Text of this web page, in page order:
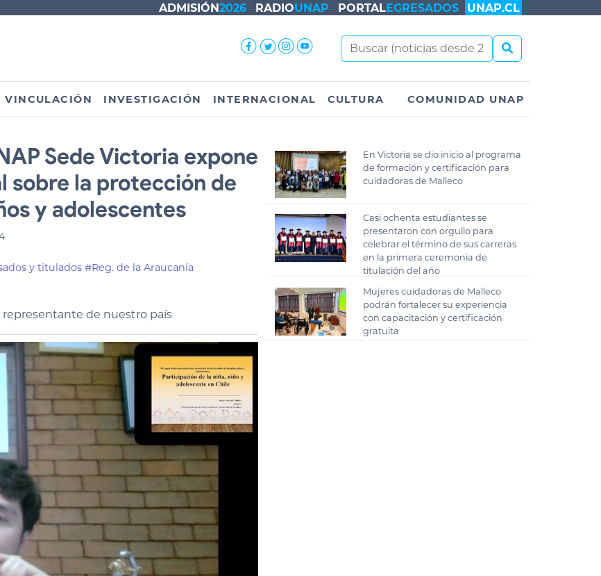
ADMISIÓN2026 RADIOUNAP PORTALEGRESADOS UNAP.CL
VINCULACIÓN INVESTIGACIÓN INTERNACIONAL CULTURA COMUNIDAD UNAP
Sede Victoria expone
sobre la protección de
y adolescentes
y titulados #Reg. de la Araucanía
de nuestro país
En Victoria se dio inicio al programa
de formación y certificación para
cuidadoras de Malleco
Casi ochenta estudiantes se
presentaron con orgullo para
celebrar el término de sus carreras
en la primera ceremonia de
titulación del año
Mujeres cuidadoras de Malleco
podrán fortalecer su experiencia
con capacitación y certificación
gratuita